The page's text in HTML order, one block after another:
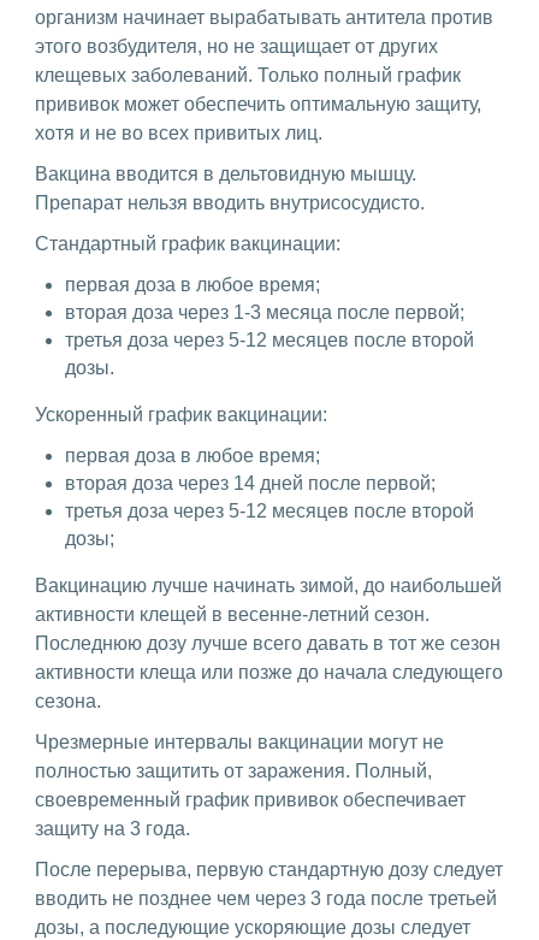
организм начинает вырабатывать антитела против
этого возбудителя, но не защищает от других
клещевых заболеваний. Только полный график
прививок может обеспечить оптимальную защиту,
хотя и не во всех привитых лиц.
Вакцина вводится в дельтовидную мышцу.
Препарат нельзя вводить внутрисосудисто.
Стандартный график вакцинации:
первая доза в любое время;
вторая доза через 1-3 месяца после первой;
третья доза через 5-12 месяцев после второй
дозы.
Ускоренный график вакцинации:
первая доза в любое время;
вторая доза через 14 дней после первой;
третья доза через 5-12 месяцев после второй
дозы;
Вакцинацию лучше начинать зимой, до наибольшей
активности клещей в весенне-летний сезон.
Последнюю дозу лучше всего давать в тот же сезон
активности клеща или позже до начала следующего
сезона.
Чрезмерные интервалы вакцинации могут не
полностью защитить от заражения. Полный,
своевременный график прививок обеспечивает
защиту на 3 года.
После перерыва, первую стандартную дозу следует
вводить не позднее чем через 3 года после третьей
дозы, а последующие ускоряющие дозы следует